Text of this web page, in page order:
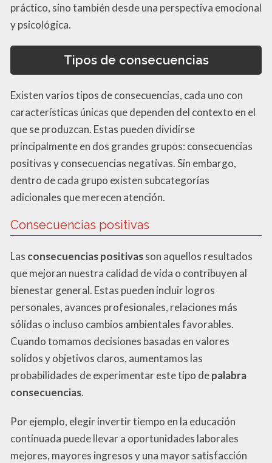
práctico, sino también desde una perspectiva emocional
y psicológica.
Tipos de consecuencias
Existen varios tipos de consecuencias, cada uno con
características únicas que dependen del contexto en el
que se produzcan. Estas pueden dividirse
principalmente en dos grandes grupos: consecuencias
positivas y consecuencias negativas. Sin embargo,
dentro de cada grupo existen subcategorías
adicionales que merecen atención.
Consecuencias positivas
Las consecuencias positivasson aquellos resultados
que mejoran nuestra calidad de vida o contribuyen al
bienestar general. Estas pueden incluir logros
personales, avances profesionales, relaciones más
sólidas o incluso cambios ambientales favorables.
Cuando tomamos decisiones basadas en valores
solidos y objetivos claros, aumentamos las
probabilidades de experimentar este tipo depalabra
consecuencias.
Por ejemplo, elegir invertir tiempo en la educación
continuada puede llevar a oportunidades laborales
mejores, mayores ingresos y una mayor satisfacción